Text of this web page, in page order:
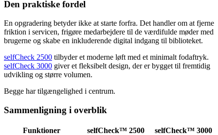
Den praktiske fordel
En opgradering betyder ikke at starte forfra. Det handler om at fjerne
friktion i servicen, frigøre medarbejdere til de værdifulde møder med
brugerne og skabe en inkluderende digital indgang til biblioteket.
selfCheck 2500 tilbyder et moderne løft med et minimalt fodaftryk.
selfCheck 3000 giver et fleksibelt design, der er bygget til fremtidig
udvikling og større volumen.
Begge har tilgængelighed i centrum.
Sammenligning i overblik
Funktioner selfCheck™ 2500 selfCheck™ 3000